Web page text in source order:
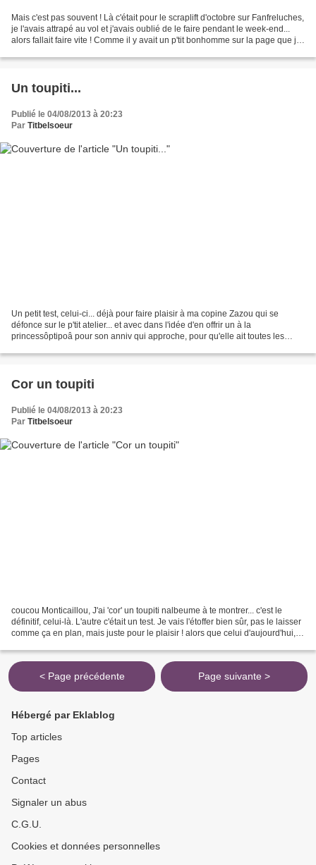
Mais c'est pas souvent ! Là c'était pour le scraplift d'octobre sur Fanfreluches,
je l'avais attrapé au vol et j'avais oublié de le faire pendant le week-end...
alors fallait faire vite ! Comme il y avait un p'tit bonhomme sur la page que j'ai
Un toupiti...
Publié le 04/08/2013 à 20:23
Par Titbelsoeur
Un petit test, celui-ci... déjà pour faire plaisir à ma copine Zazou qui se
défonce sur le p'tit atelier... et avec dans l'idée d'en offrir un à la
princessôptipoâ pour son anniv qui approche, pour qu'elle ait toutes les
Cor un toupiti
Publié le 04/08/2013 à 20:23
Par Titbelsoeur
coucou Monticaillou, J'ai 'cor' un toupiti nalbeume à te montrer... c'est le
définitif, celui-là. L'autre c'était un test. Je vais l'étoffer bien sûr, pas le laisser
comme ça en plan, mais juste pour le plaisir ! alors que celui d'aujourd'hui,
< Page précédente Page suivante >
Hébergé par Eklablog
Top articles
Pages
Contact
Signaler un abus
C.G.U.
Cookies et données personnelles